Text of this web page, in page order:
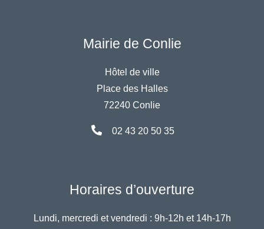
Mairie de Conlie
Hôtel de ville
Place des Halles
72240 Conlie
02 43 20 50 35
Horaires d’ouverture
Lundi, mercredi et vendredi : 9h-12h et 14h-17h